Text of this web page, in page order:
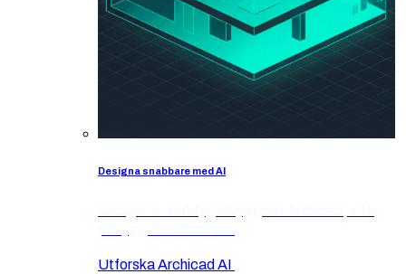
Designa snabbare med AI
Utforska Archicad AI